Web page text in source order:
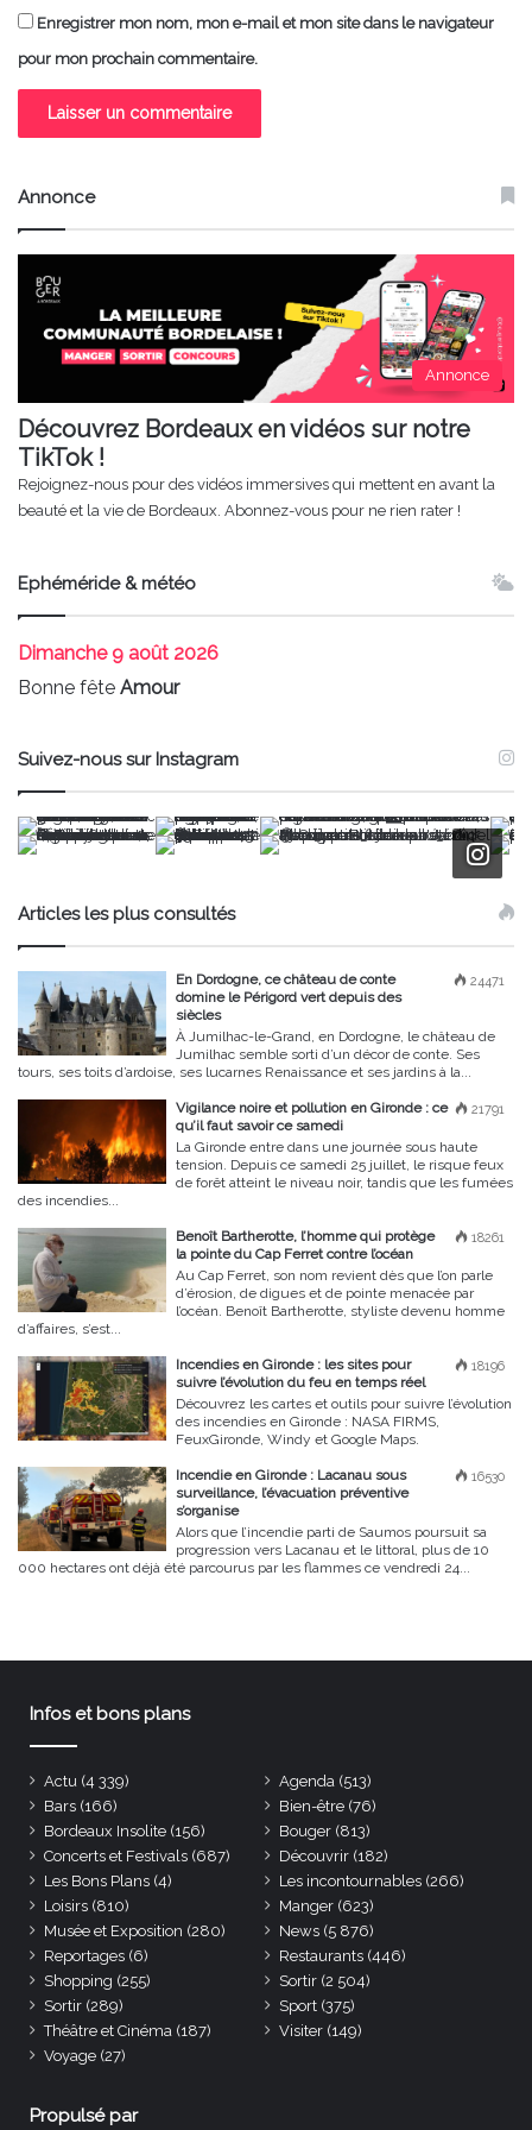
Enregistrer mon nom, mon e-mail et mon site dans le navigateur
pour mon prochain commentaire.
Annonce
Annonce
Découvrez Bordeaux en vidéos sur notre
TikTok !
Rejoignez-nous pour des vidéos immersives qui mettent en avant la
beauté et la vie de Bordeaux. Abonnez-vous pour ne rien rater !
Ephéméride & météo
Dimanche9 août 2026
Bonne fête Amour
Suivez-nous sur Instagram
Articles les plus consultés
24471
En Dordogne, ce château de conte
domine le Périgord vert depuis des
siècles
À Jumilhac-le-Grand, en Dordogne, le château de
Jumilhac semble sorti d’un décor de conte. Ses
tours, ses toits d’ardoise, ses lucarnes Renaissance et ses jardins à la...
21791
Vigilance noire et pollution en Gironde : ce
qu’il faut savoir ce samedi
La Gironde entre dans une journée sous haute
tension. Depuis ce samedi 25 juillet, le risque feux
de forêt atteint le niveau noir, tandis que les fumées
des incendies...
18261
Benoît Bartherotte, l’homme qui protège
la pointe du Cap Ferret contre l’océan
Au Cap Ferret, son nom revient dès que l’on parle
d’érosion, de digues et de pointe menacée par
l’océan. Benoît Bartherotte, styliste devenu homme
d’affaires, s’est...
18196
Incendies en Gironde : les sites pour
suivre l’évolution du feu en temps réel
Découvrez les cartes et outils pour suivre l’évolution
des incendies en Gironde : NASA FIRMS,
FeuxGironde, Windy et Google Maps.
16530
Incendie en Gironde : Lacanau sous
surveillance, l’évacuation préventive
s’organise
Alors que l’incendie parti de Saumos poursuit sa
progression vers Lacanau et le littoral, plus de 10
000 hectares ont déjà été parcourus par les flammes ce vendredi 24...
Infos et bons plans
Actu (4 339) Agenda (513)
Bars (166) Bien-être (76)
Bordeaux Insolite (156) Bouger (813)
Concerts et Festivals (687) Découvrir (182)
Les Bons Plans (4) Les incontournables (266)
Loisirs (810) Manger (623)
Musée et Exposition (280) News (5 876)
Reportages (6) Restaurants (446)
Shopping (255) Sortir (2 504)
Sortir (289) Sport (375)
Théâtre et Cinéma (187) Visiter (149)
Voyage (27)
Propulsé par